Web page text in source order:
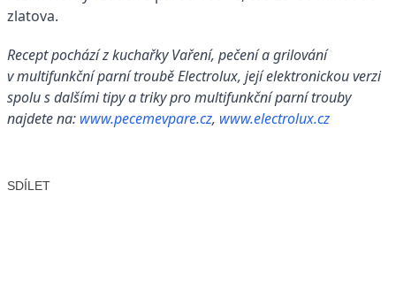
zlatova.
Recept pochází z kuchařky Vaření, pečení a grilování
v multifunkční parní troubě Electrolux, její elektronickou verzi
spolu s dalšími tipy a triky pro multifunkční parní trouby
najdete na: www.pecemevpare.cz, www.electrolux.cz
SDÍLET